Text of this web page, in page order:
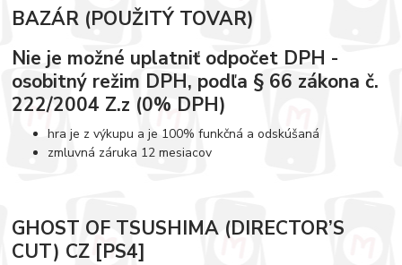
BAZÁR (POUŽITÝ TOVAR)
Nie je možné uplatniť odpočet DPH -
osobitný režim DPH, podľa § 66 zákona č.
222/2004 Z.z (0% DPH)
hra je z výkupu a je 100% funkčná a odskúšaná
zmluvná záruka 12 mesiacov
GHOST OF TSUSHIMA (DIRECTOR’S
CUT) CZ [PS4]